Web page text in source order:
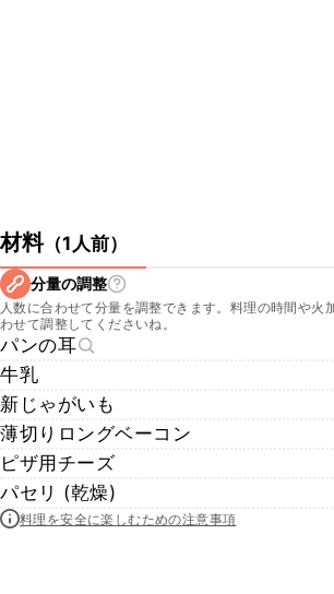
材料（1人前）
分量の調整
人数に合わせて分量を調整できます。料理の時間や火
わせて調整してくださいね。
パンの耳
牛乳
新じゃがいも
薄切りロングベーコン
ピザ用チーズ
パセリ (乾燥)
料理を安全に楽しむための注意事項